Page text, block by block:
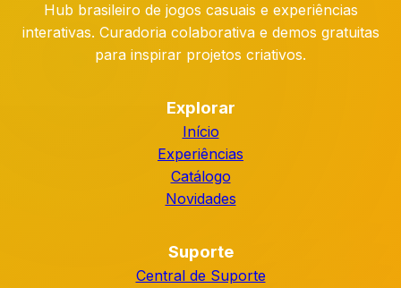
Hub brasileiro de jogos casuais e experiências
interativas. Curadoria colaborativa e demos gratuitas
para inspirar projetos criativos.
Explorar
Início
Experiências
Catálogo
Novidades
Suporte
Central de Suporte